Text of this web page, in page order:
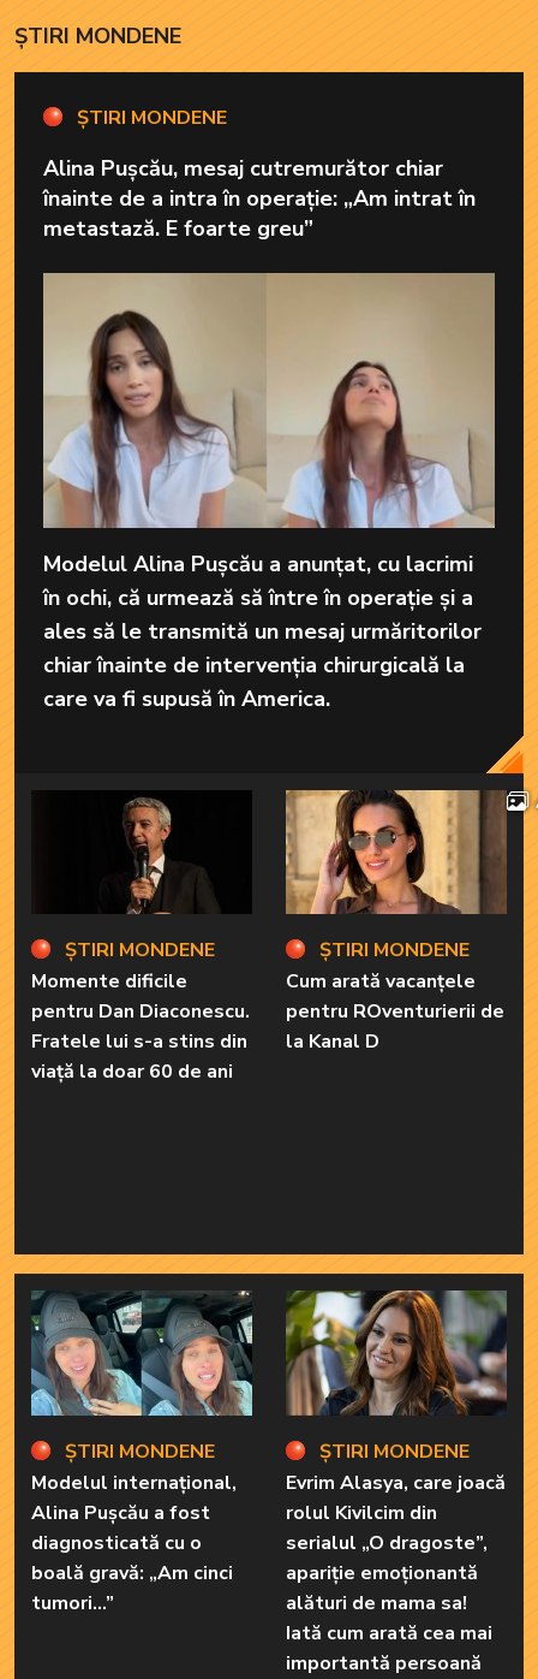
ȘTIRI MONDENE
ȘTIRI MONDENE
Alina Pușcău, mesaj cutremurător chiar
înainte de a intra în operație: „Am intrat în
metastază. E foarte greu”
Modelul Alina Pușcău a anunțat, cu lacrimi
în ochi, că urmează să între în operație și a
ales să le transmită un mesaj urmăritorilor
chiar înainte de intervenția chirurgicală la
care va fi supusă în America.
ȘTIRI MONDENE
Momente dificile
pentru Dan Diaconescu.
Fratele lui s-a stins din
viață la doar 60 de ani
ȘTIRI MONDENE
Modelul internațional,
Alina Pușcău a fost
diagnosticată cu o
boală gravă: „Am cinci
tumori...”
ȘTIRI MONDENE
Cum arată vacanțele
pentru ROventurierii de
la Kanal D
ȘTIRI MONDENE
Evrim Alasya, care joacă
rolul Kivilcim din
serialul „O dragoste”,
apariție emoționantă
alături de mama sa!
Iată cum arată cea mai
importantă persoană